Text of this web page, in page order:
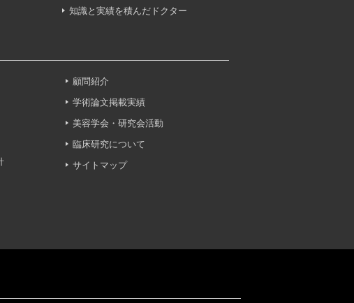
報への不正アクセス・紛失・破
術的防御措置を講じます。
とがあります。
知識と実績を積んだドクター
顧問紹介
学術論文掲載実績
美容学会・研究会活動
臨床研究について
サイトマップ